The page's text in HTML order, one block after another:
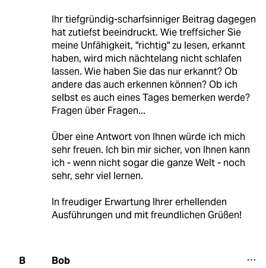
Ihr tiefgründig-scharfsinniger Beitrag dagegen
hat zutiefst beeindruckt. Wie treffsicher Sie
meine Unfähigkeit, "richtig" zu lesen, erkannt
haben, wird mich nächtelang nicht schlafen
lassen. Wie haben Sie das nur erkannt? Ob
andere das auch erkennen können? Ob ich
selbst es auch eines Tages bemerken werde?
Fragen über Fragen...
Über eine Antwort von Ihnen würde ich mich
sehr freuen. Ich bin mir sicher, von Ihnen kann
ich - wenn nicht sogar die ganze Welt - noch
sehr, sehr viel lernen.
In freudiger Erwartung Ihrer erhellenden
Ausführungen und mit freundlichen Grüßen!
B Bob